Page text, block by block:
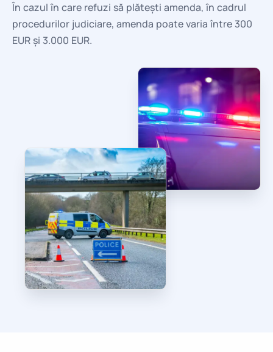
În cazul în care refuzi să plătești amenda, în cadrul
procedurilor judiciare, amenda poate varia între 300
EUR și 3.000 EUR.